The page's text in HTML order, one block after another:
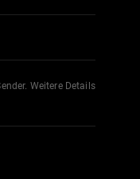
Weitere Details